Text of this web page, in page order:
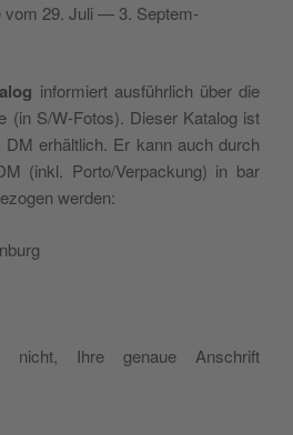
vom 29. Juli — 3. Sep­tem­
informiert aus­führlich über die
(in S/W‑Fotos). Dieser Kat­a­log ist
erhältlich. Er kann auch durch
(inkl. Porto/Verpackung) in bar
werden:
nicht, Ihre genaue Anschrift